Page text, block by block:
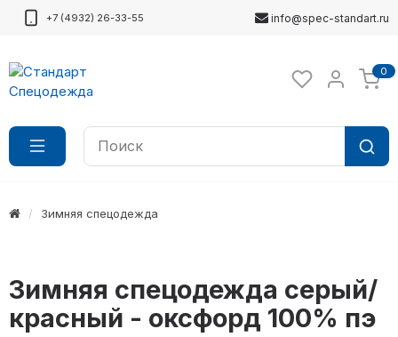
+7 (4932) 26-33-55 info@spec-standart.ru
0
Зимняя спецодежда
Зимняя спецодежда серый/
красный - оксфорд 100% пэ